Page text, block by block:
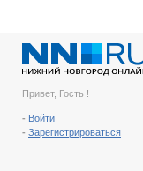
Привет, Гость !
- Войти
- Зарегистрироваться